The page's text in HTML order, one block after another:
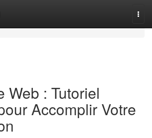
Web : Tutoriel
Accomplir Votre